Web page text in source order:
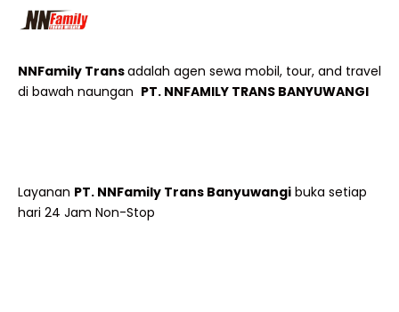
NNFamily Transadalah agen sewa mobil, tour, and travel
di bawah naungan PT. NNFAMILY TRANS BANYUWANGI
Layanan PT. NNFamily Trans Banyuwangi buka setiap
hari 24 Jam Non-Stop